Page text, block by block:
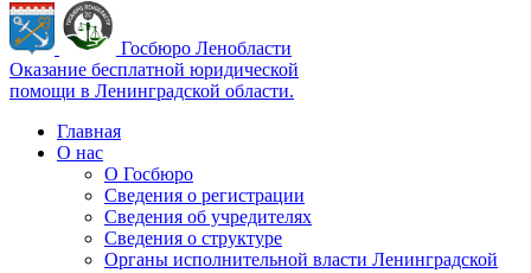
Госбюро Ленобласти
Оказание бесплатной юридической
помощи в Ленинградской области.
Главная
О нас
О Госбюро
Сведения о регистрации
Сведения об учредителях
Сведения о структуре
Органы исполнительной власти Ленинградской